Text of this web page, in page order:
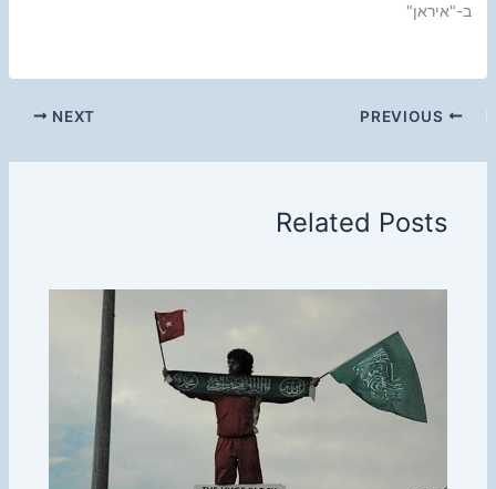
ב-"איראן"
NEXT
Related Posts